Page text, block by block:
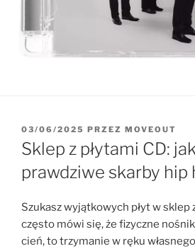
OPUBLIKOWANE
W
03/06/2025 PRZEZ MOVEOUT
Sklep z płytami CD:
prawdziwe skarby hip
Szukasz wyjątkowych płyt w sklep
często mówi się, że fizyczne
cień, to trzymanie w ręku